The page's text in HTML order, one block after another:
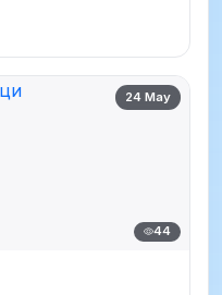
24 May
44